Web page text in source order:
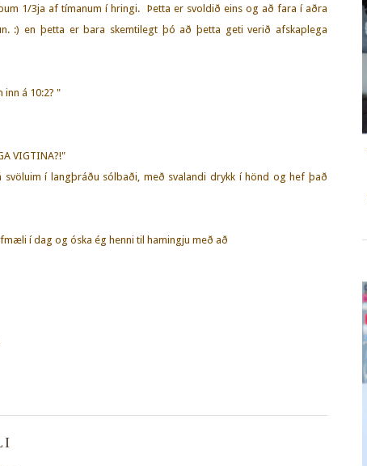
1/3ja af tímanum í hringi. Þetta er svoldið eins og að fara í aðra
:) en þetta er bara skemtilegt þó að þetta geti verið afskaplega
á 10:2? "
VIGTINA?!"
svöluim í langþráðu sólbaði, með svalandi drykk í hönd og hef það
í dag og óska ég henni til hamingju með að